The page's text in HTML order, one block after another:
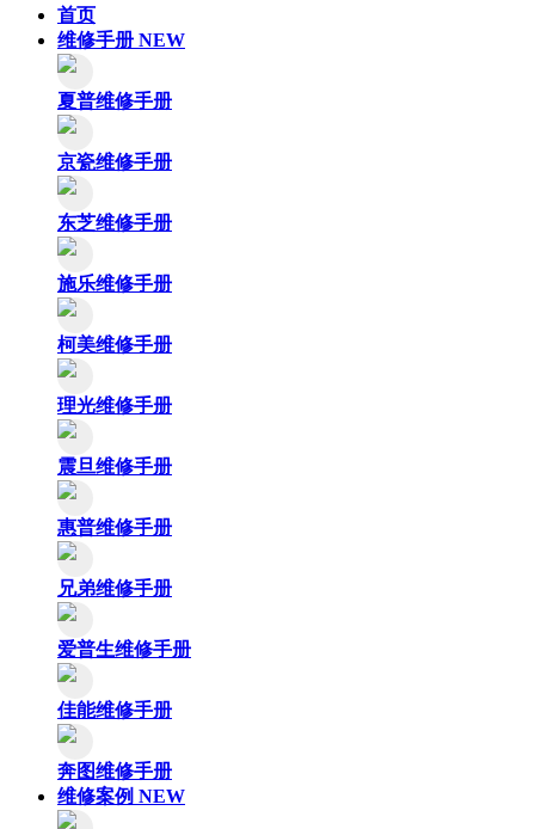
首页
维修手册 NEW
夏普维修手册
京瓷维修手册
东芝维修手册
施乐维修手册
柯美维修手册
理光维修手册
震旦维修手册
惠普维修手册
兄弟维修手册
爱普生维修手册
佳能维修手册
奔图维修手册
维修案例 NEW